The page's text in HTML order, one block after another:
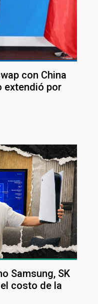
con China
extendió por
Samsung, SK
costo de la